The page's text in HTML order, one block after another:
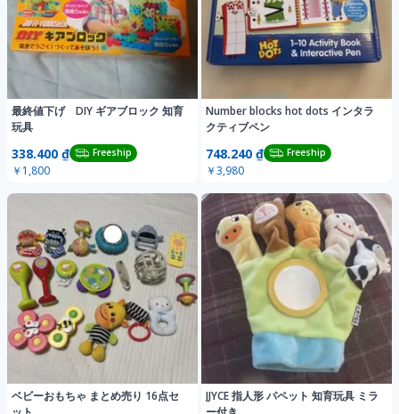
最終値下げ DIY ギアブロック 知育
玩具
338.400 ₫ Freeship
￥1,800
Number blocks hot dots インタラ
クティブペン
748.240 ₫ Freeship
￥3,980
ベビーおもちゃ まとめ売り 16点セ
JJYCE 指人形 パペット 知育玩具 ミラ